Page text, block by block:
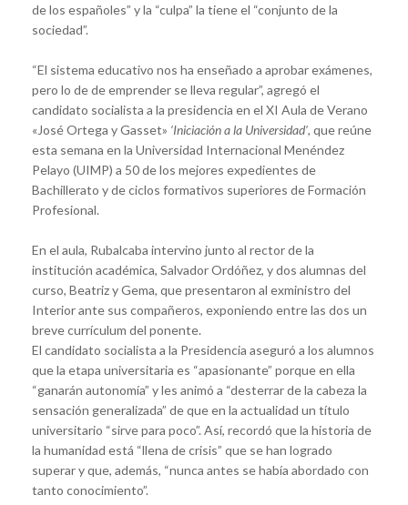
de los españoles” y la “culpa” la tiene el “conjunto de la
sociedad”.
“El sistema educativo nos ha enseñado a aprobar exámenes,
pero lo de de emprender se lleva regular”, agregó el
candidato socialista a la presidencia en el XI Aula de Verano
«José Ortega y Gasset» ‘Iniciación a la Universidad’, que reúne
esta semana en la Universidad Internacional Menéndez
Pelayo (UIMP) a 50 de los mejores expedientes de
Bachillerato y de ciclos formativos superiores de Formación
Profesional.
En el aula, Rubalcaba intervino junto al rector de la
institución académica, Salvador Ordóñez, y dos alumnas del
curso, Beatriz y Gema, que presentaron al exministro del
Interior ante sus compañeros, exponiendo entre las dos un
breve currículum del ponente.
El candidato socialista a la Presidencia aseguró a los alumnos
que la etapa universitaria es “apasionante” porque en ella
“ganarán autonomía” y les animó a “desterrar de la cabeza la
sensación generalizada” de que en la actualidad un título
universitario “sirve para poco”. Así, recordó que la historia de
la humanidad está “llena de crisis” que se han logrado
superar y que, además, “nunca antes se había abordado con
tanto conocimiento”.